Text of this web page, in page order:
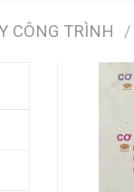
CÔNG TRÌNH /